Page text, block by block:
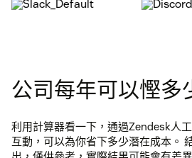
公司每年可以慳多
利用計算器看一下，通過Zendesk人
互動，可以為你省下多少潛在成本。